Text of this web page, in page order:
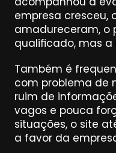
empresa cresceu,
amadureceram, o
qualificado, mas
Também é
com problema de
ruim de
vagos e pouca
situações, o site
a favor da